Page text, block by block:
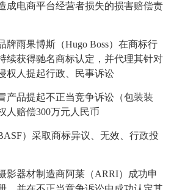
成电商平台经营者损失的损害赔偿责
牌雨果博斯（Hugo Boss）在商标行
续获得驰名商标认定，并代理其针对
权人提起行政、民事诉讼
产品提起不正当竞争诉讼（包装装
人赔偿300万元人民币
）采取商标异议、无效、行政投
影器材制造商阿莱（ARRI）成功申